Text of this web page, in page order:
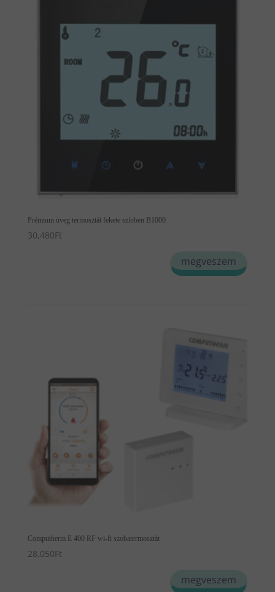
Prémium üveg termosztát fekete színben B1000
30,480Ft
megveszem
Computherm E 400 RF wi-fi szobatermosztát
28,050Ft
megveszem